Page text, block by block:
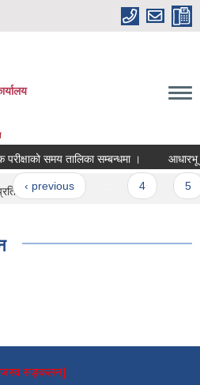
परीक्षाको समय तालिका सम्बन्धमा । आधारभू
‹ previous 4 5
सङ्कलन]